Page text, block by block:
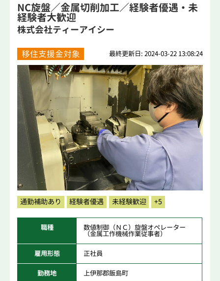
NC旋盤／金属切削加工／経験者優遇・未
経験者大歓迎
株式会社ティーアイシー
移住支援金対象 最終更新日: 2024-03-22 13:08:24
通勤補助あり 経験者優遇 未経験歓迎 +5
職種 数値制御（ＮＣ）旋盤オペレーター
（金属工作機械作業従事者）
雇用形態 正社員
勤務地 上伊那郡飯島町